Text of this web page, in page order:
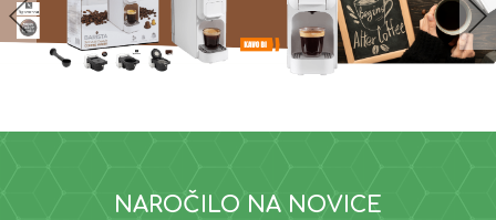
NAROČILO NA NOVICE